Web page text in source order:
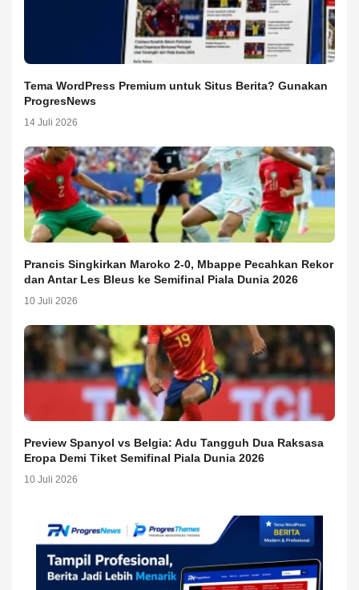
Tema WordPress Premium untuk Situs Berita? Gunakan
ProgresNews
14 Juli 2026
Prancis Singkirkan Maroko 2-0, Mbappe Pecahkan Rekor
dan Antar Les Bleus ke Semifinal Piala Dunia 2026
10 Juli 2026
Preview Spanyol vs Belgia: Adu Tangguh Dua Raksasa
Eropa Demi Tiket Semifinal Piala Dunia 2026
10 Juli 2026